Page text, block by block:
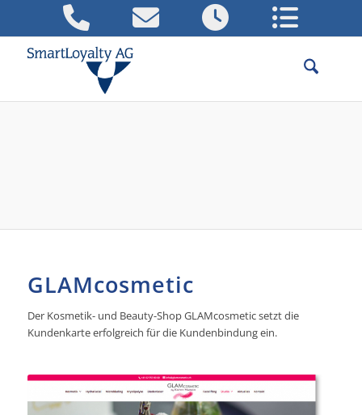
GLAMcosmetic
Der Kosmetik- und Beauty-Shop GLAMcosmetic setzt die
Kundenkarte erfolgreich für die Kundenbindung ein.